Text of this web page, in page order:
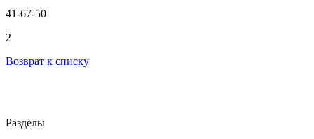
41-67-50
2
Возврат к списку
Разделы